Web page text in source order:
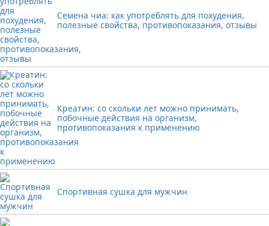
Семена чиа: как употреблять для похудения,
полезные свойства, противопоказания, отзывы
Креатин: со скольки лет можно принимать,
побочные действия на организм,
противопоказания к применению
Спортивная сушка для мужчин